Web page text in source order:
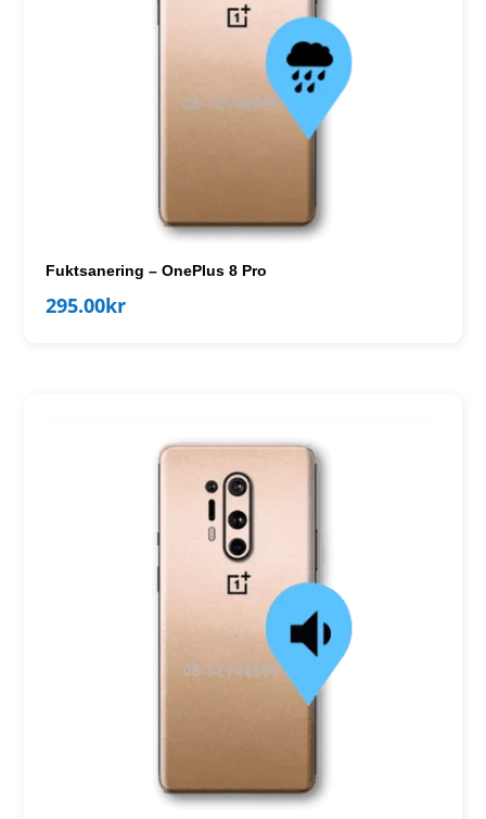
Fuktsanering – OnePlus 8 Pro
295.00kr